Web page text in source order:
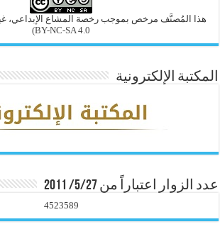
هذا المُصنَّف مرخص بموجب رخصة المشاع الإبداعي، غير
BY-NC-SA 4.0)
المكتبة الإلكترونية
عدد الزوار اعتباراً من 5/27/ 2011
4523589